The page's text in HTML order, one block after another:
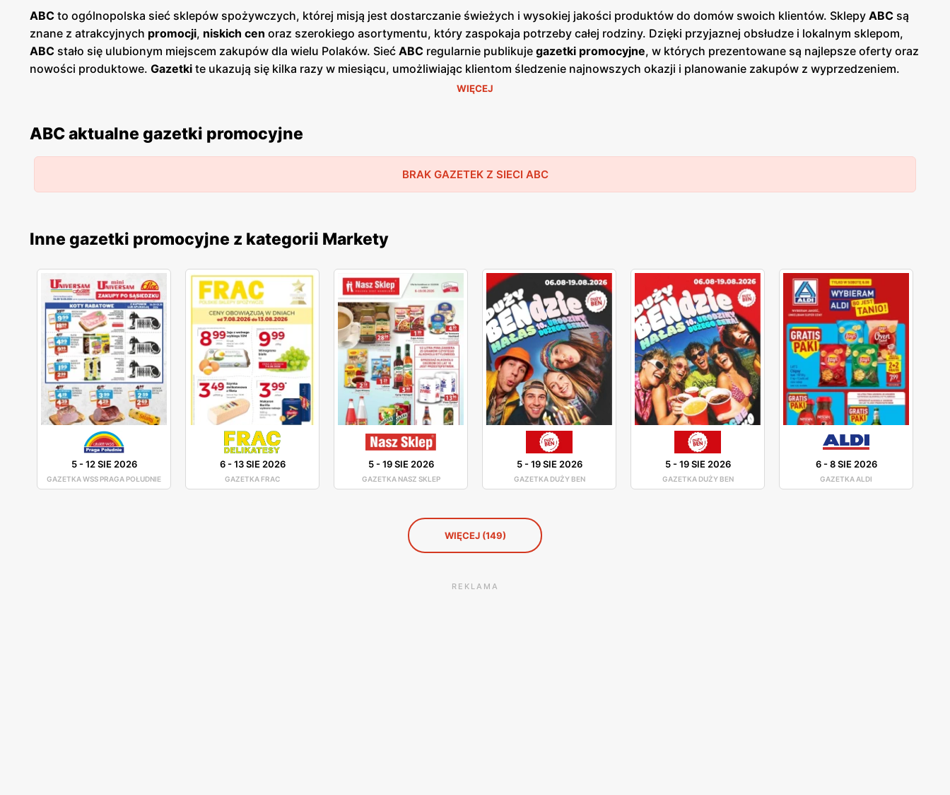
ABC to ogólnopolska sieć sklepów spożywczych, której misją jest dostarczanie świeżych i wysokiej jakości produktów do domów swoich klientów. Sklepy ABC są
znane z atrakcyjnych promocji, niskich cen oraz szerokiego asortymentu, który zaspokaja potrzeby całej rodziny. Dzięki przyjaznej obsłudze i lokalnym sklepom,
ABC stało się ulubionym miejscem zakupów dla wielu Polaków. Sieć ABC regularnie publikuje gazetki promocyjne, w których prezentowane są najlepsze oferty oraz
nowości produktowe. Gazetki te ukazują się kilka razy w miesiącu, umożliwiając klientom śledzenie najnowszych okazji i planowanie zakupów z wyprzedzeniem.
Dostępne są one zarówno w formie papierowej w sklepach, jak i w wersji online na stronie internetowej sieci. Jednym z kluczowych atutów sieci
wysoką jakość oferowanych artykułów. W ofercie sklepów
drobne AGD. Klienci mogą liczyć na częstepromocje, programy lojalnościowe oraz sezonowe wyprzedaże, które umożliwiają dodatkowe oszczędności. Sieć stawia
na transparentność cen oraz przejrzyste zasady promocji, co zyskało uznanie wśród stałych klientów. Sieć
Regularnegazetki promocyjne,niskie cenyoraz lokalne zaangażowanie to elementy, które przyciągają do sklepówABCszerokie grono zadowolonych klientów,
WIĘCEJ
ABC aktualne gazetki promocyjne
BRAK GAZETEK Z SIECI ABC
Inne gazetki promocyjne z kategorii Markety
5-12 SIE 2026
GAZETKA WSS PRAGA POŁUDNIE
6-13 SIE 2026
GAZETKA FRAC
5-19 SIE 2026
GAZETKA NASZ SKLEP
5-19 SIE 2026
GAZETKA DUŻY BEN
5-19 SIE 2026
GAZETKA DUŻY BEN
6-8 SIE 2026
GAZETKA ALDI
WIĘCEJ (149)
REKLAMA